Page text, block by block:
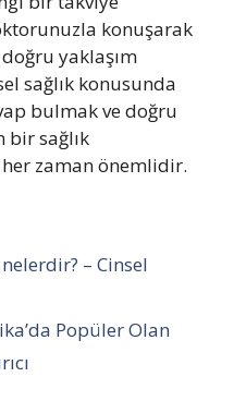
konuşarak
yaklaşım
sağlık konusunda
bulmak ve doğru
bir sağlık
zaman önemlidir.
– Cinsel
Popüler Olan